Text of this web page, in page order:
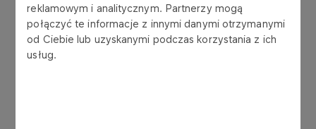
reklamowym i analitycznym. Partnerzy mogą
połączyć te informacje z innymi danymi otrzymanymi
od Ciebie lub uzyskanymi podczas korzystania z ich
usług.
ORLEN S.A.
Obligacje zostały wyemitowane zgodnie z ustawą
z dnia 29 czerwca 1995 r. o obligacjach (tekst